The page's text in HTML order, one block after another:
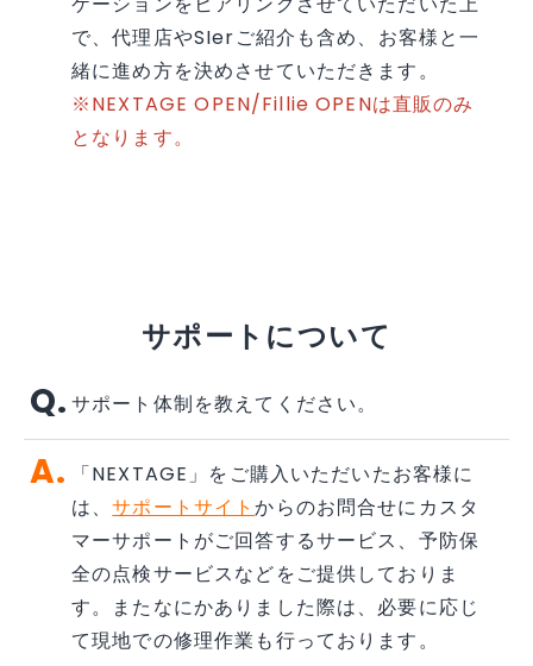
で、代理店やSIerご紹介も含め、お客様と一
緒に進め方を決めさせていただきます。
※NEXTAGE OPEN/Fillie OPENは直販のみ
となります。
サポートについて
サポート体制を教えてください。
「NEXTAGE」をご購入いただいたお客様に
は、サポートサイトからのお問合せにカスタ
マーサポートがご回答するサービス、予防保
全の点検サービスなどをご提供しておりま
す。またなにかありました際は、必要に応じ
て現地での修理作業も行っております。